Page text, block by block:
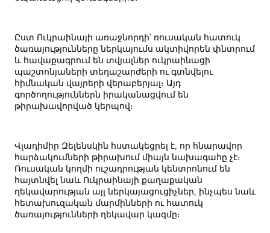
Ըստ Ուկրաինայի առաջնորդի՝ ռուսական հատուկ
ծառայությունները ներկայումս ակտիվորեն փնտրում
և հավաքագրում են տվյալներ ուկրաինացի
պաշտոնյաների տեղաշարժերի ու գտնվելու
հիմնական վայրերի վերաբերյալ։ Այդ
գործողություններն իրականացվում են
թիրախավորված կերպով։
Վլադիմիր Զելենսկին հստակեցրել է, որ հնարավոր
հարձակումների թիրախում միայն նախագահը չէ։
Ռուսական կողմի ուշադրության կենտրոնում են
հայտնվել նաև Ուկրաինայի քաղաքական
ղեկավարության այլ ներկայացուցիչներ, ինչպես նաև
հետախուզական մարմինների ու հատուկ
ծառայությունների ղեկավար կազմը։